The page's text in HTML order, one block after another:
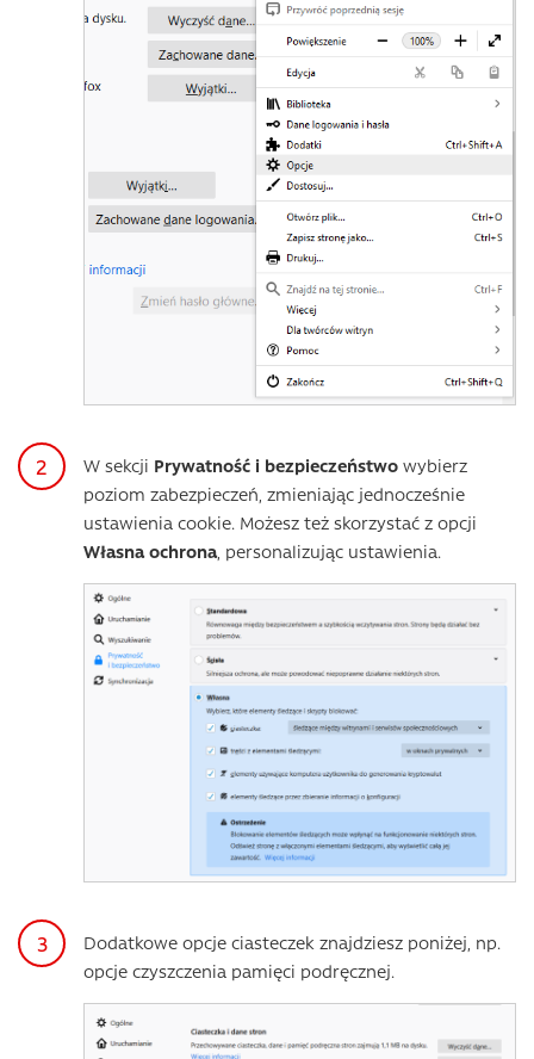
W sekcji Prywatność i bezpieczeństwo wybierz
poziom zabezpieczeń, zmieniając jednocześnie
ustawienia cookie. Możesz też skorzystać z opcji
Własna ochrona, personalizując ustawienia.
Dodatkowe opcje ciasteczek znajdziesz poniżej, np.
opcje czyszczenia pamięci podręcznej.